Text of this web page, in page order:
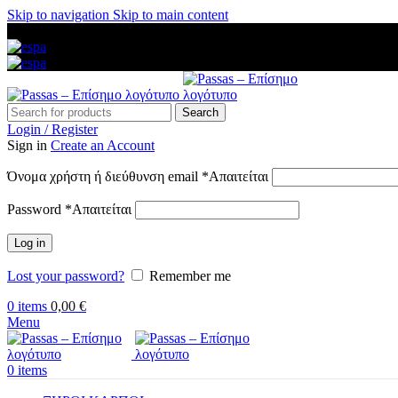
Skip to navigation Skip to main content
Search
Login / Register
Sign in Create an Account
Όνομα χρήστη ή διεύθυνση email *Απαιτείται
Password *Απαιτείται
Log in
Lost your password?
Remember me
0 items 0,00 €
Menu
0 items